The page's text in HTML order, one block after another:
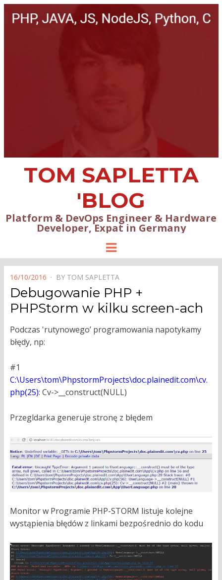
TOM SAPLETTA
'BLOG
Platform & DevOps Engineer & Hardware
Developer, Expat in Germany
Menu
POSTED
ON
16/10/2016 BY TOM SAPLETTA
Debugowanie PHP +
PHPStorm w kilku screen-ach
Podczas 'rutynowego’ programowania napotykamy
błędy, np:
#1
C:\Users\tom\PhpstormProjects\doc.plainedit.com\cv.
php(25): Cv->__construct(NULL)
Przegldarka generuje stronę z błędem
Monitor w Programie PHP-STORM listuje kolejne
wystąpienia błędów z linkami bezpośrednio do kodu